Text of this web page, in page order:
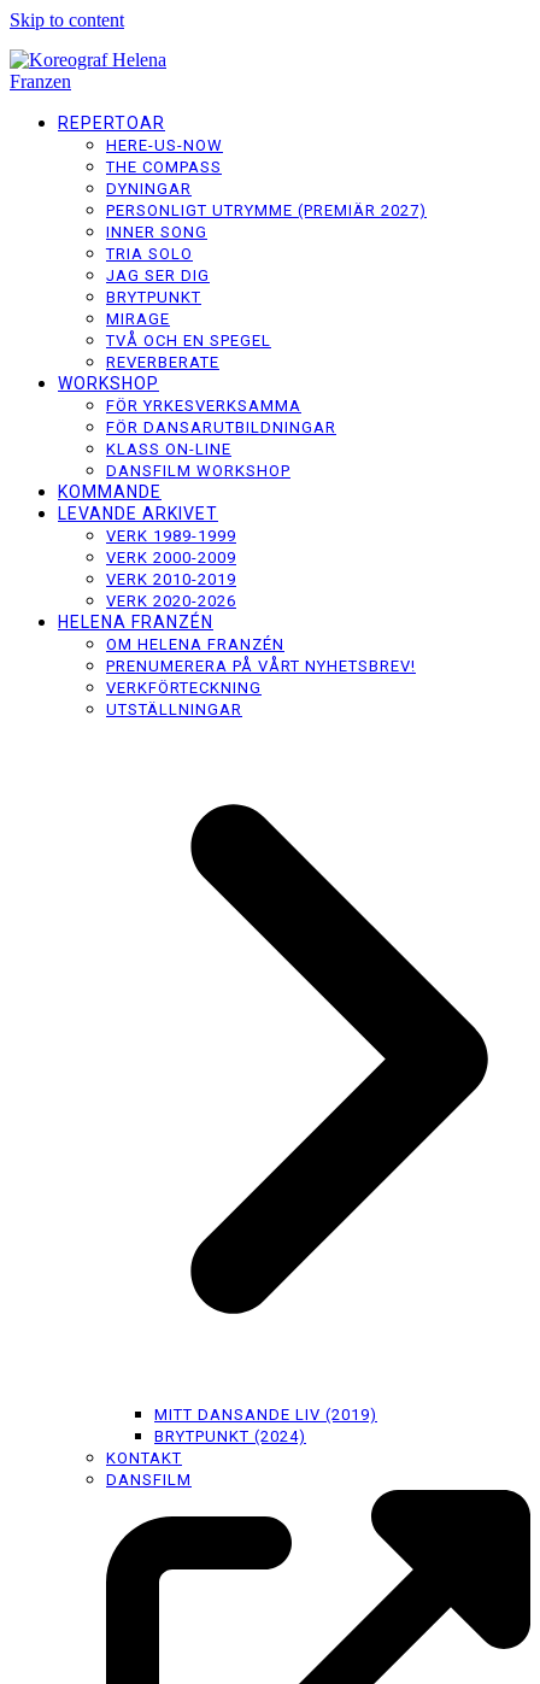
Skip to content
REPERTOAR
HERE-US-NOW
THE COMPASS
DYNINGAR
PERSONLIGT UTRYMME (PREMIÄR 2027)
INNER SONG
TRIA SOLO
JAG SER DIG
BRYTPUNKT
MIRAGE
TVÅ OCH EN SPEGEL
REVERBERATE
WORKSHOP
FÖR YRKESVERKSAMMA
FÖR DANSARUTBILDNINGAR
KLASS ON-LINE
DANSFILM WORKSHOP
KOMMANDE
LEVANDE ARKIVET
VERK 1989-1999
VERK 2000-2009
VERK 2010-2019
VERK 2020-2026
HELENA FRANZÉN
OM HELENA FRANZÉN
PRENUMERERA PÅ VÅRT NYHETSBREV!
VERKFÖRTECKNING
UTSTÄLLNINGAR
MITT DANSANDE LIV (2019)
BRYTPUNKT (2024)
KONTAKT
DANSFILM